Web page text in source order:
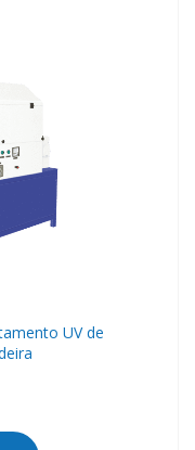
UV de